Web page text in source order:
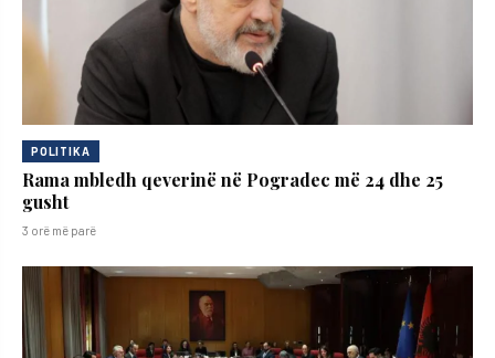
POLITIKA
Rama mbledh qeverinë në Pogradec më 24 dhe 25
gusht
3 orë më parë